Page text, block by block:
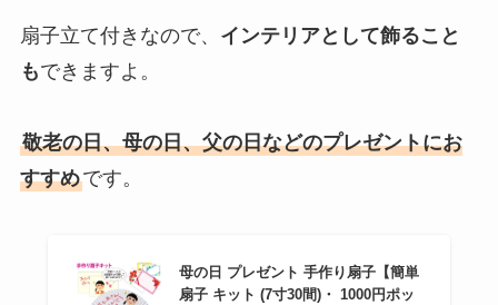
扇子立て付きなので、 インテリアとして飾ること
もできますよ。
敬老の日、母の日、父の日などのプレゼントにお
すすめです。
母の日 プレゼント 手作り扇子【簡単
扇子 キット (7寸30間)・ 1000円ポッ